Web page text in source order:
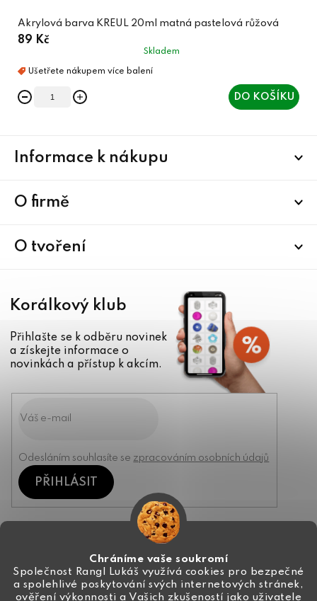
Chráníme vaše soukromí
Společnost Rangl Lukáš využívá cookies pro bezpečné
a spolehlivé poskytování svých internetových stránek,
ověření výkonnosti a Vašich zkušeností jako uživatele
Akrylová barva KREUL 20ml matná pastelová růžová
89 Kč
Skladem
DO KOŠÍKU
Informace k nákupu
O firmě
O tvoření
Korálkový klub
Přihlašte se k odběru novinek
a získejte informace o
novinkách a přístup k akcím.
Odesláním souhlasíte se zpracováním osobních údajů
PŘIHLÁSIT
+420 774 444 191